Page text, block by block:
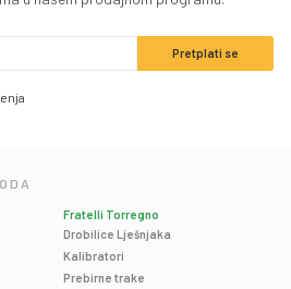
Fratelli Torregno
Drobilice Lješnjaka
Kalibratori
Prebirne trake